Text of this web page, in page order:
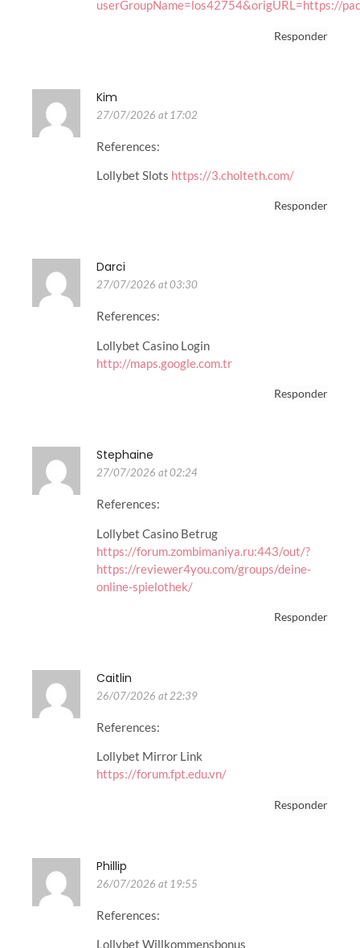
userGroupName=los42754&origURL=https://
Responder
Kim
27/07/2026 at 17:02
References:
Lollybet Slots https://3.cholteth.com/
Responder
Darci
27/07/2026 at 03:30
References:
Lollybet Casino Login
http://maps.google.com.tr
Responder
Stephaine
27/07/2026 at 02:24
References:
Lollybet Casino Betrug
https://forum.zombimaniya.ru:443/out/?
https://reviewer4you.com/groups/deine-
online-spielothek/
Responder
Caitlin
26/07/2026 at 22:39
References:
Lollybet Mirror Link
https://forum.fpt.edu.vn/
Responder
Phillip
26/07/2026 at 19:55
References:
Lollybet Willkommensbonus